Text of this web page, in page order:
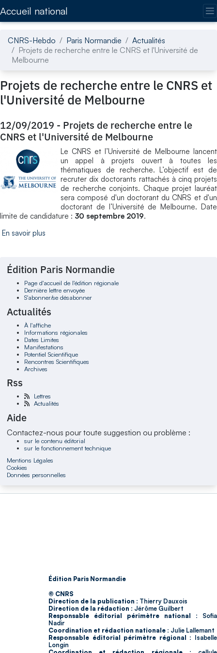
Accueil national
CNRS-Hebdo Paris Normandie
Actualités
Projets de recherche entre le CNRS et l'Université de
Melbourne
Projets de recherche entre le CNRS et
l'Université de Melbourne
12/09/2019 - Projets de recherche entre le
CNRS et l'Université de Melbourne
Le CNRS et l’Université de Melbourne lancent
un appel à projets ouvert à toutes les
thématiques de recherche. L’objectif est de
recruter dix doctorants rattachés à cinq projets
de recherche conjoints. Chaque projet lauréat
sera composé d'un doctorant du CNRS et d'un
doctorant de l’Université de Melbourne. Date
limite de candidature : 30 septembre 2019.
En savoir plus
Édition Paris Normandie
Page d'accueil de l'édition régionale
Dernière lettre envoyée
S'abonner/se désabonner
Actualités
À l'affiche
Informations régionales
Dates Limites
Manifestations
Potentiel Scientifique
Rencontres Scientifiques
Archives
Rss
Lettres
Actualités
Aide
Contactez-nous pour toute suggestion ou problème :
sur le contenu éditorial
sur le fonctionnement technique
Mentions Légales
Cookies
Données personnelles
Édition Paris Normandie
© CNRS
Direction de la publication : Thierry Dauxois
Direction de la rédaction : Jérôme Guilbert
Responsable éditorial périmètre national : Sofia
Nadir
Coordination et rédaction nationale : Julie Lallemant
Responsable éditorial périmètre régional : Isabelle
Longin